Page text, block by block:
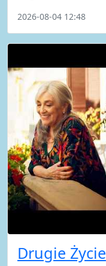
2026-08-04 12:48
Drugie Życie